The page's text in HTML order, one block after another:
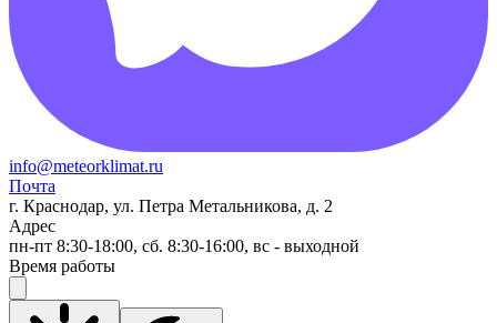
info@meteorklimat.ru
Почта
г. Краснодар, ул. Петра Метальникова, д. 2
Адрес
пн-пт 8:30-18:00, сб. 8:30-16:00, вс - выходной
Время работы